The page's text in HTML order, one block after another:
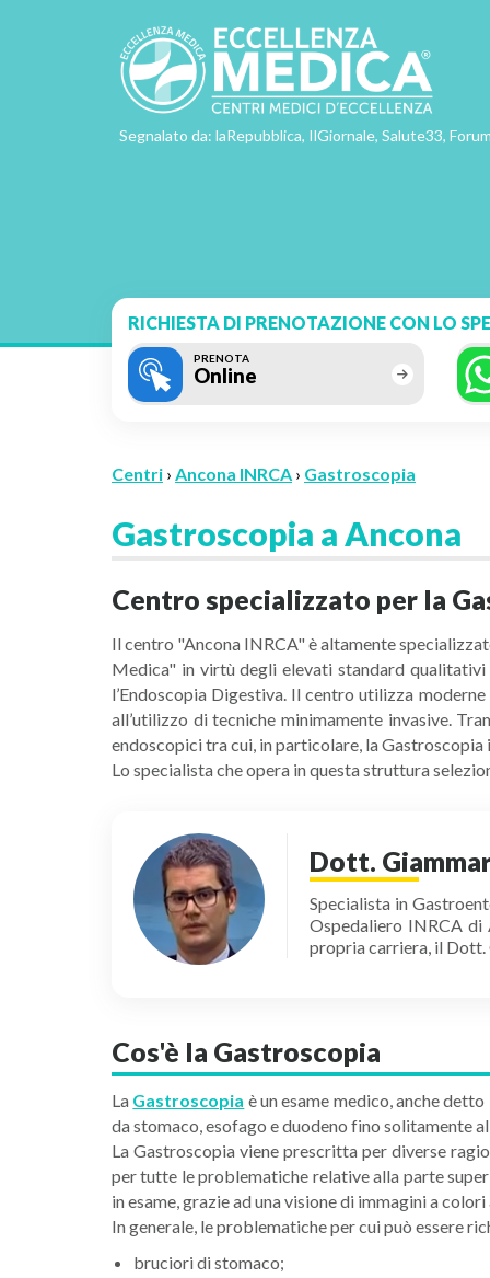
Segnalato da: laRepubblica, IlGiornale, Salute33,
RICHIESTA DI PRENOTAZIONE CON LO
PRENOTA
Online
Centri › Ancona INRCA › Gastroscopia
Gastroscopia a Ancona
Centro specializzato per la
Il centro "Ancona INRCA" è altamente
Medica" in virtù degli elevati standard
l’Endoscopia Digestiva. Il centro utilizza
all’utilizzo di tecniche minimamente invasive.
endoscopici tra cui, in particolare, la Gastroscopia
Lo specialista che opera in questa struttura
Dott.
Specialista in
Ospedaliero INRCA di
propria carriera, il
Cos'è la Gastroscopia
La Gastroscopia è un esame medico, anche
da stomaco, esofago e duodeno fino solitamente
La Gastroscopia viene prescritta per diverse
per tutte le problematiche relative alla parte
in esame, grazie ad una visione di immagini a
In generale, le problematiche per cui può essere
bruciori di stomaco;